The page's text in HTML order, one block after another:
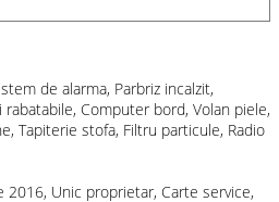
de alarma, Parbriz incalzit,
rabatabile, Computer bord, Volan piele,
Tapiterie stofa, Filtru particule, Radio
2016, Unic proprietar, Carte service,